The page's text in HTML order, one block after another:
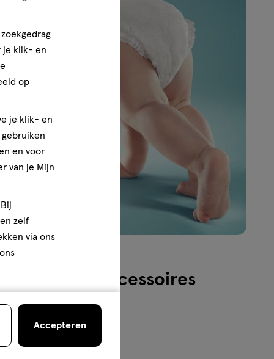
merken en accessoires
je klik- en
op
je klik- en
en voor
van je Mijn
zelf
via ons
Accepteren